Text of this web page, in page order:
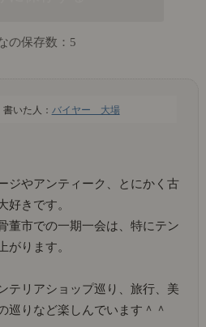
の保存数： 5
バイヤー 大場
ジやアンティーク、とにかく古
好きです。
董市での一期一会は、特にテン
がります。
テリアショップ巡り、旅行、美
巡りなど楽しんでいます＾＾